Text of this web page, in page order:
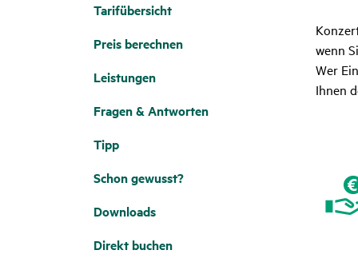
Tarif­über­sicht
Preis berechnen
Leis­tungen
Fragen & Antworten
Tipp
Schon gewusst?
Down­loads
Direkt buchen
wenn
Wer
Ihnen